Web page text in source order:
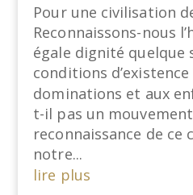
Pour une civilisation
Reconnaissons-nous
égale dignité quelque
conditions d’existence
dominations et aux
t-il pas un
reconnaissance de ce
notre...
lire plus